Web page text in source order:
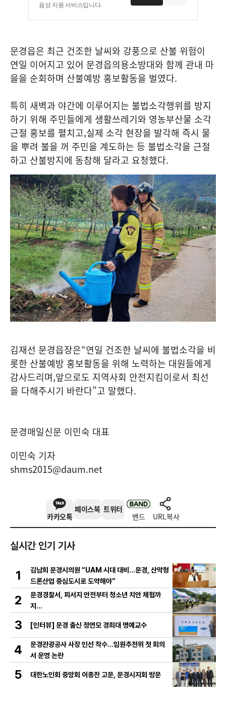
음성 지원 서비스입니다.
문경읍은 최근 건조한 날씨와 강풍으로 산불 위험이
연일 이어지고 있어 문경읍의용소방대와 함께 관내 마
을을 순회하며 산불예방 홍보활동을 벌였다.
특히 새벽과 야간에 이루어지는 불법소각행위를 방지
하기 위해 주민들에게 생활쓰레기와 영농부산물 소각
근절 홍보를 펼치고,실제 소각 현장을 발각해 즉시 물
을 뿌려 불을 꺼 주민을 계도하는 등 불법소각을 근절
하고 산불방지에 동참해 달라고 요청했다.
김재선 문경읍장은“연일 건조한 날씨에 불법소각을 비
롯한 산불예방 홍보활동을 위해 노력하는 대원들에게
감사드리며,앞으로도 지역사회 안전지킴이로서 최선
을 다해주시기 바란다”고 말했다.
문경매일신문 이민숙 대표
이민숙 기자
shms2015@daum.net
카카오톡
페이스북 트위터
밴드 URL복사
실시간 인기 기사
1
김남희 문경시의원 “UAM 시대 대비…문경, 산악형
드론산업 중심도시로 도약해야”
2
문경경찰서, 피서지 안전부터 청소년 치안 체험까
지…
3 [인터뷰] 문경 출신 정연모 경희대 명예교수
4
문경관광공사 사장 인선 착수…임원추천위 첫 회의
서 운영 논란
5 대한노인회 중앙회 이종찬 고문, 문경시지회 방문